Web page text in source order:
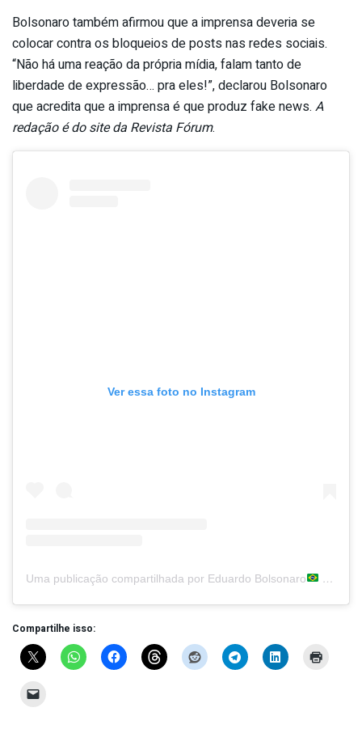
Bolsonaro também afirmou que a imprensa deveria se
colocar contra os bloqueios de posts nas redes sociais.
“Não há uma reação da própria mídia, falam tanto de
liberdade de expressão… pra eles!”, declarou Bolsonaro
que acredita que a imprensa é que produz fake news. A
redação é do site da Revista Fórum.
Ver essa foto no Instagram
Uma publicação compartilhada por Eduardo Bolsonaro
Compartilhe isso: